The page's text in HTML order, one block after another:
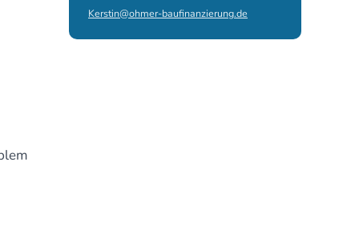
Kerstin@ohmer-baufinanzierung.de